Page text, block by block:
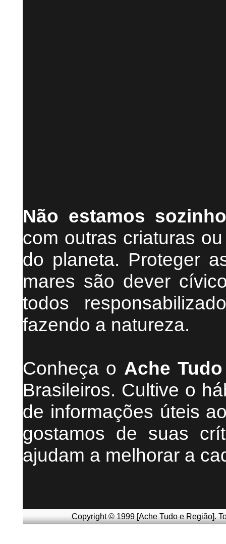
Não estamos
com outras criaturas
do planeta. Proteger
mares são dever
todos
fazendo a natureza.
Conheça o Ache
Brasileiros. Cultive o
de informações úteis
gostamos de suas
ajudam a melhorar a
Copyright © 1999 [Ache Tudo e Região].